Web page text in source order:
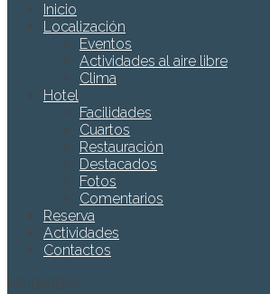
Inicio
Localización
Eventos
Actividades al aire libre
Clima
Hotel
Facilidades
Cuartos
Restauración
Destacados
Fotos
Comentarios
Reserva
Actividades
Contactos